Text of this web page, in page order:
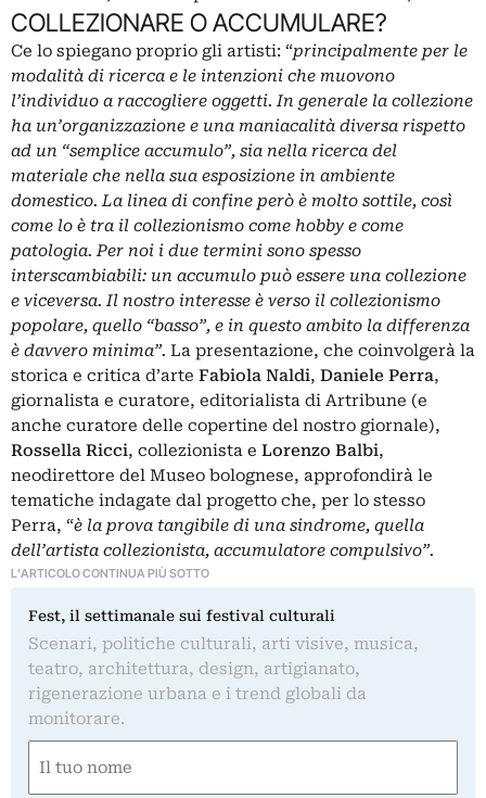
COLLEZIONARE O ACCUMULARE?
Ce lo spiegano proprio gli artisti: “principalmente per le
modalità di ricerca e le intenzioni che muovono
l’individuo a raccogliere oggetti. In generale la collezione
ha un’organizzazione e una maniacalità diversa rispetto
ad un “semplice accumulo”, sia nella ricerca del
materiale che nella sua esposizione in ambiente
domestico. La linea di confine però è molto sottile, così
come lo è tra il collezionismo come hobby e come
patologia. Per noi i due termini sono spesso
interscambiabili: un accumulo può essere una collezione
e viceversa. Il nostro interesse è verso il collezionismo
popolare, quello “basso”, e in questo ambito la differenza
è davvero minima”. La presentazione, che coinvolgerà la
storica e critica d’arte Fabiola Naldi, Daniele Perra,
giornalista e curatore, editorialista di Artribune (e
anche curatore delle copertine del nostro giornale),
Rossella Ricci, collezionista e Lorenzo Balbi,
neodirettore del Museo bolognese, approfondirà le
tematiche indagate dal progetto che, per lo stesso
Perra, “è la prova tangibile di una sindrome, quella
dell’artista collezionista, accumulatore compulsivo”.
L'ARTICOLO CONTINUA PIÙ SOTTO
Fest, il settimanale sui festival culturali
Scenari, politiche culturali, arti visive, musica,
teatro, architettura, design, artigianato,
rigenerazione urbana e i trend globali da
monitorare.
(Obbligatorio)